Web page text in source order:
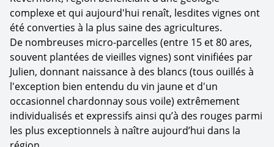
complexe et qui aujourd'hui renaît, lesdites vignes ont
été converties à la plus saine des agricultures.
De nombreuses micro-parcelles (entre 15 et 80 ares,
souvent plantées de vieilles vignes) sont vinifiées par
Julien, donnant naissance à des blancs (tous ouillés à
l'exception bien entendu du vin jaune et d'un
occasionnel chardonnay sous voile) extrêmement
individualisés et expressifs ainsi qu’à des rouges parmi
les plus exceptionnels à naître aujourd’hui dans la